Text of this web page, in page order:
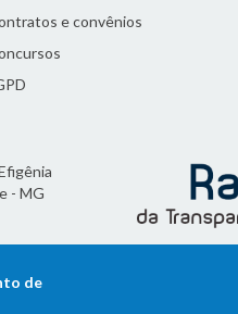
e convênios
- MG
de